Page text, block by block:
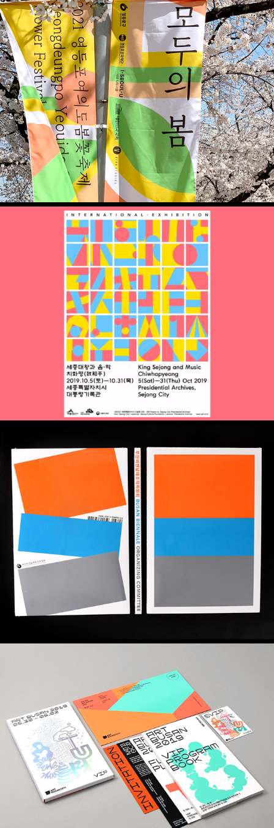
2021 영등포여의도봄꽃축제 – 모두의 봄
세종대왕과 음악 – 치화평
부산비엔날레조직위원회 소개서
아트부산 2019 어플리케이션